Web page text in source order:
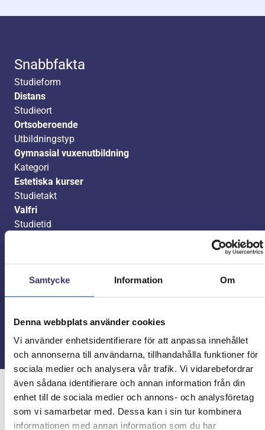
Samtycke Information Om
Denna webbplats använder cookies
Vi använder enhetsidentifierare för att anpassa innehållet
och annonserna till användarna, tillhandahålla funktioner för
sociala medier och analysera vår trafik. Vi vidarebefordrar
även sådana identifierare och annan information från din
enhet till de sociala medier och annons- och analysföretag
som vi samarbetar med. Dessa kan i sin tur kombinera
informationen med annan information som du har
Snabbfakta
Studieform
Distans
Studieort
Ortsoberoende
Utbildningstyp
Gymnasial vuxenutbildning
Kategori
Estetiska kurser
Studietakt
Valfri
Studietid
100
Kurskod
KONS1000X, KONS2000X
Ansök nu
Studera på distans